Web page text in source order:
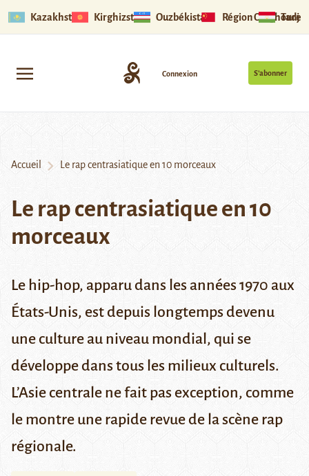
Kazakhstan Kirghizstan Ouzbékistan Région Ouïghoure
S’abonner
Connexion
Accueil Le rap centrasiatique en 10 morceaux
Le rap centrasiatique en 10
morceaux
Le hip-hop, apparu dans les années 1970 aux
États-Unis, est depuis longtemps devenu
une culture au niveau mondial, qui se
développe dans tous les milieux culturels.
L’Asie centrale ne fait pas exception, comme
le montre une rapide revue de la scène rap
régionale.